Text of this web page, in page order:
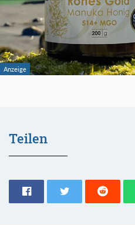
Teilen